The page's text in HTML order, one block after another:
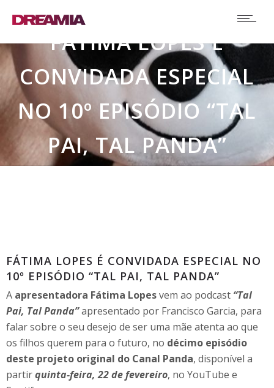
FÁTIMA LOPES É
CONVIDADA ESPECIAL
NO 10º EPISÓDIO “TAL
PAI, TAL PANDA”
FÁTIMA LOPES É CONVIDADA ESPECIAL NO
10º EPISÓDIO “TAL PAI, TAL PANDA”
A apresentadora Fátima Lopesvem ao podcast “Tal
Pai, Tal Panda”apresentado por Francisco Garcia, para
falar sobre o seu desejo de ser uma mãe atenta ao que
os filhos querem para o futuro, no décimo episódio
deste projeto original do Canal Panda, disponível a
partirquinta-feira, 22 de fevereiro, no YouTube e